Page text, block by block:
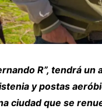
R”, tendrá
y postas
ciudad que se